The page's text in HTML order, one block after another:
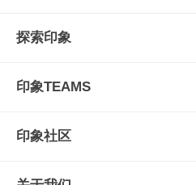
印象笔记·剪藏
印象图记
墨笔
扫描宝
收藏家
探索印象
用户故事
视频教程
帮助支持
印象TEAMS
申请试用
印象社区